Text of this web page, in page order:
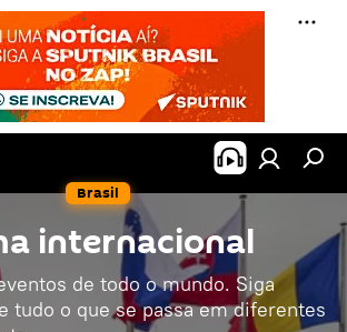
Brasil
internacional
de todo o mundo. Siga
tudo o que se passa em diferentes